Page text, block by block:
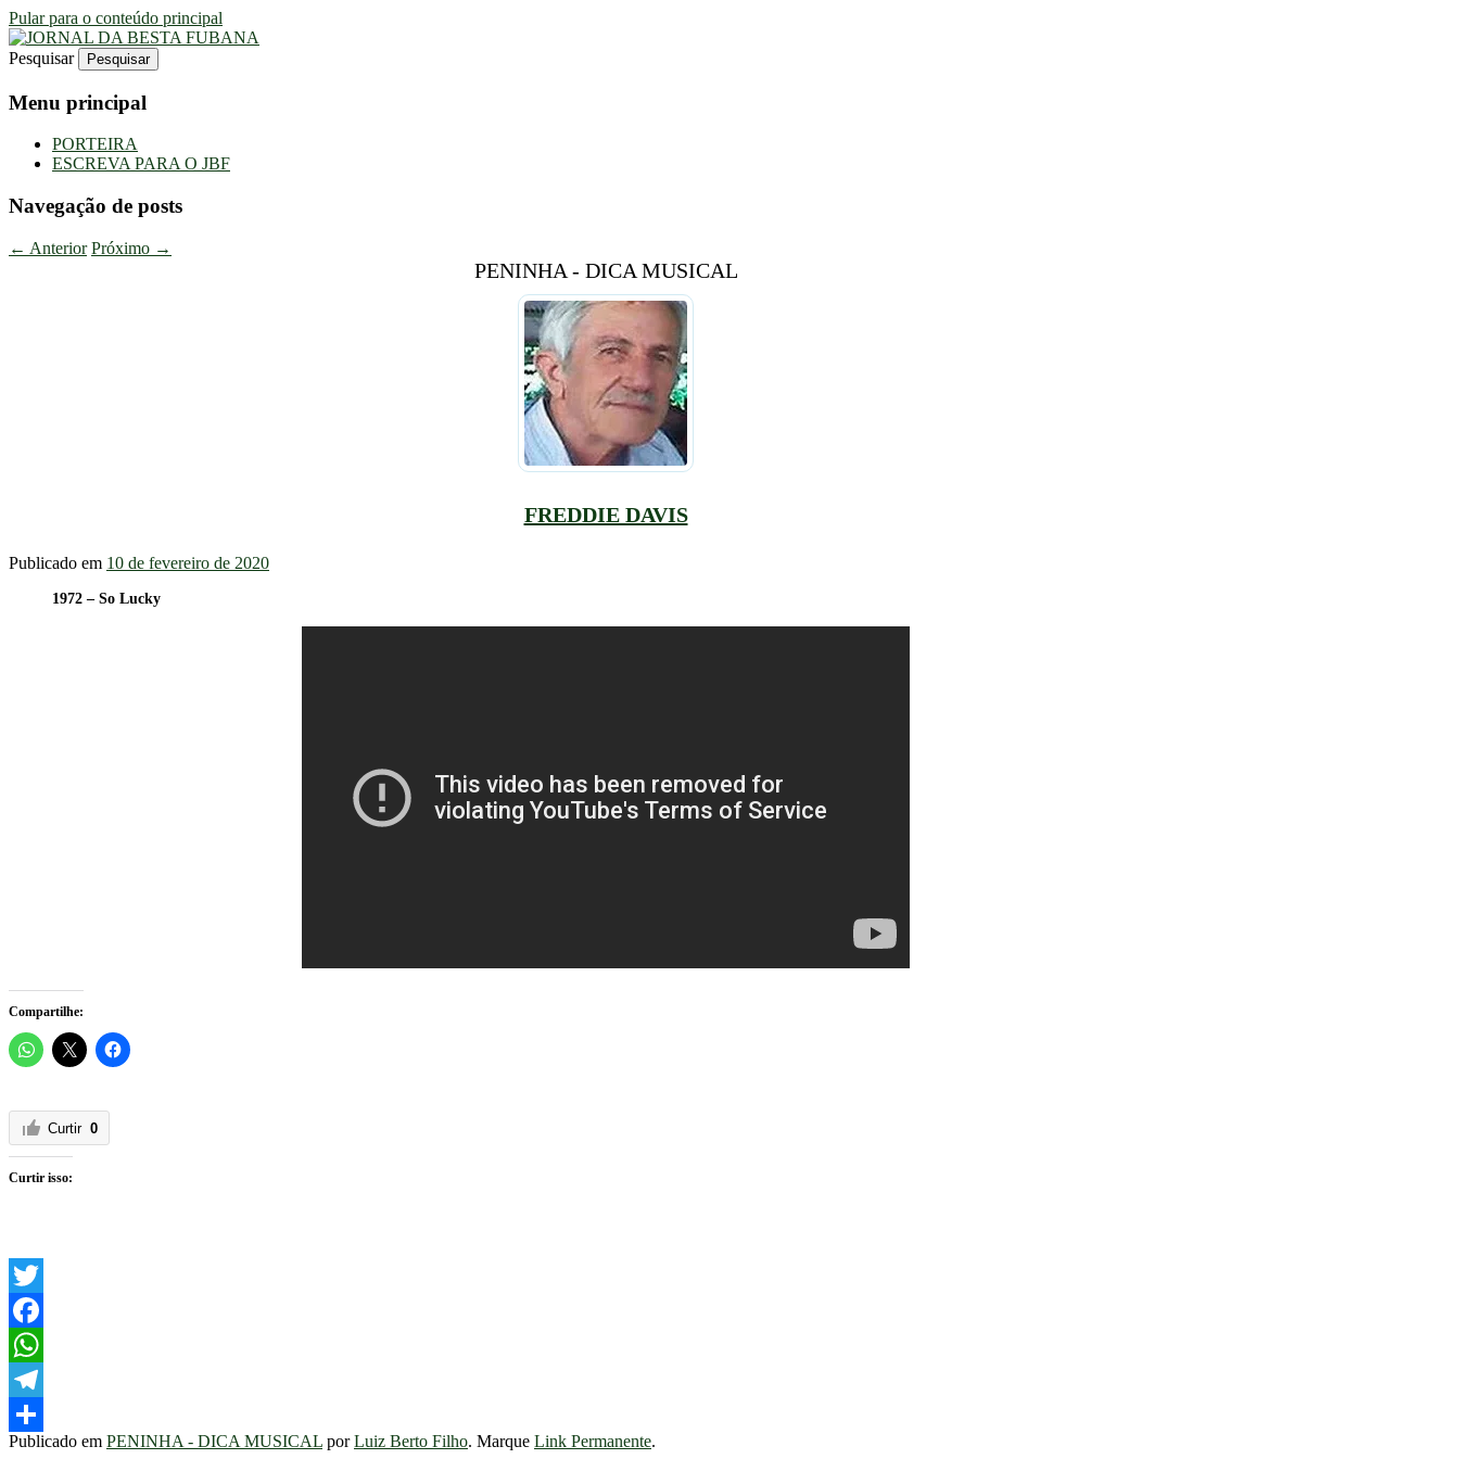
Pular para o conteúdo principal
JORNAL DA BESTA FUBANA
Uma Gazeta Escrota
Pesquisar
Menu principal
PORTEIRA
ESCREVA PARA O JBF
Navegação de posts
← Anterior Próximo →
PENINHA - DICA MUSICAL
FREDDIE DAVIS
Publicado em 10 de fevereiro de 2020
1972 – So Lucky
Compartilhe:
Curtir 0
Curtir isso:
Twitter
Facebook
WhatsApp
Telegram
Share
Publicado em PENINHA - DICA MUSICAL porLuiz Berto Filho. Marque Link Permanente.